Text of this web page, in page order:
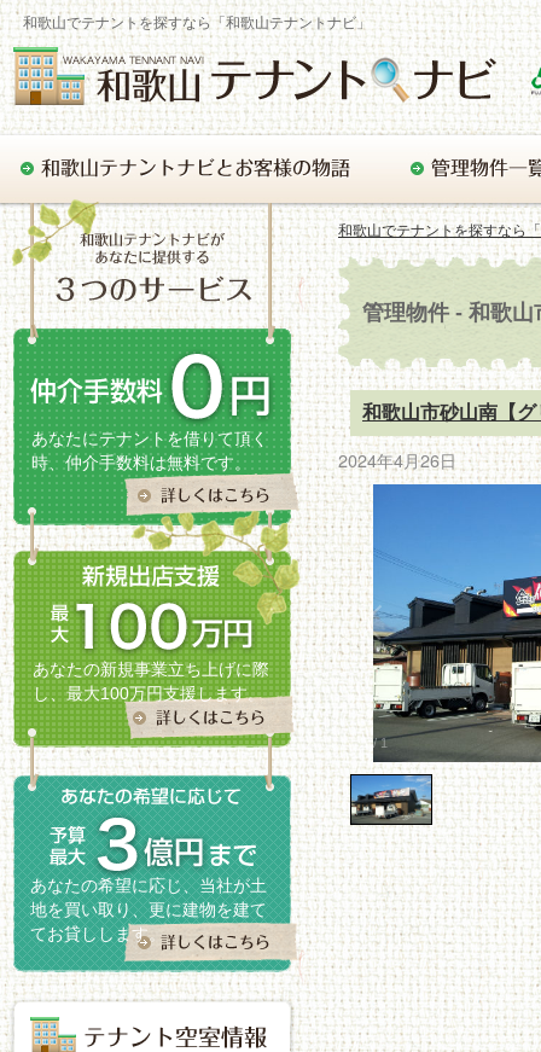
和歌山でテナントを探すなら「和歌山テナントナビ」
和歌山でテナントを探すなら
管理物件 - 和歌
和歌山市砂山南【
2024年4月26日
1 /1
あなたにテナントを借りて頂く
時、仲介手数料は無料です。
あなたの新規事業立ち上げに際
し、最大100万円支援します。
あなたの希望に応じ、当社が土
地を買い取り、更に建物を建て
てお貸しします。